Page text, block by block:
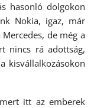
hasonló dolgokon
Nokia, igaz, már
de még a
nincs rá adottság,
kisvállalkozásokon
itt az emberek